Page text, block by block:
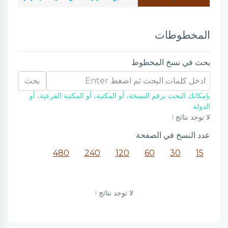
المخطوطات
بحث في نسخ المخطوط
بحث
بإمكانك البحث برقم النسخة، أو المكتبة، أو المكتبة الفرعية، أو
الدولة
لا توجد نتائج !
عدد النسخ في الصفحة
15
30
60
120
240
480
لا توجد نتائج !